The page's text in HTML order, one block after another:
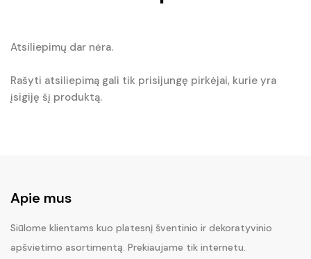
Atsiliepimų dar nėra.
Rašyti atsiliepimą gali tik prisijungę pirkėjai, kurie yra
įsigiję šį produktą.
Apie mus
Siūlome klientams kuo platesnį šventinio ir dekoratyvinio
apšvietimo asortimentą. Prekiaujame tik internetu.